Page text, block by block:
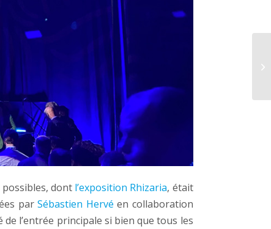
possibles, dont l’exposition Rhizaria, était
parSébastien Hervé en collaboration
l’entrée principale si bien que tous les